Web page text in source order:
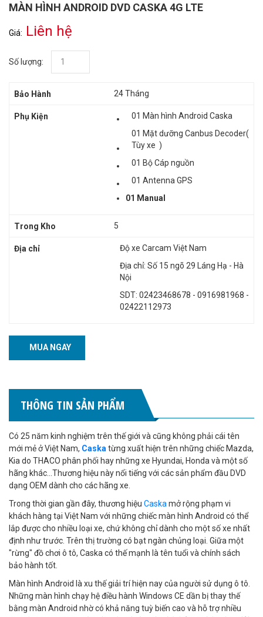
MÀN HÌNH ANDROID DVD CASKA 4G LTE
Giá: Liên hệ
Số lượng:
Bảo Hành 24 Tháng
Phụ Kiện
01 Màn hình Android Caska
01 Mặt dưỡng Canbus Decoder(
Tùy xe )
01 Bộ Cáp nguồn
01 Antenna GPS
01 Manual
Trong Kho 5
Địa chỉ
Độ xe Carcam Việt Nam
Địa chỉ: Số 15 ngõ 29 Láng Hạ - Hà
Nội
SDT: 02423468678 - 0916981968 -
02422112973
MUA NGAY
THÔNG TIN SẢN PHẨM
Có 25 năm kinh nghiệm trên thế giới và cũng không phải cái tên
mới mẻ ở Việt Nam, Caska từng xuất hiện trên những chiếc Mazda,
Kia do THACO phân phối hay những xe Hyundai, Honda và một số
hãng khác…Thương hiệu này nổi tiếng với các sản phẩm đầu DVD
dạng OEM dành cho các hãng xe.
Trong thời gian gần đây, thương hiệu Caska mở rộng phạm vi
khách hàng tại Việt Nam với những chiếc màn hình Android có thể
lắp được cho nhiều loại xe, chứ không chỉ dành cho một số xe nhất
định như trước. Trên thị trường có bạt ngàn chủng loại. Giữa một
"rừng" đồ chơi ô tô, Caska có thế mạnh là tên tuổi và chính sách
bảo hành tốt.
Màn hình Android là xu thế giải trí hiện nay của người sử dụng ô tô.
Những màn hình chạy hệ điều hành Windows CE dần bị thay thế
bằng màn Android nhờ có khả năng tuỳ biến cao và hỗ trợ nhiều